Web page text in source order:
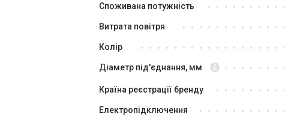
Споживана потужність
Витрата повітря
Колір
Діаметр під'єднання, мм
Країна реєстрації бренду
Електропідключення